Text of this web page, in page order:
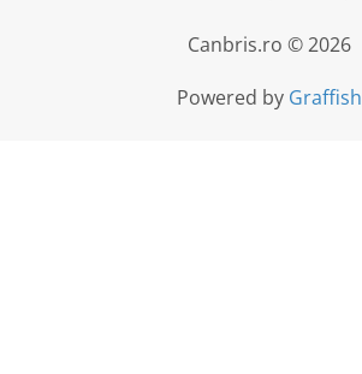
Canbris.ro © 2026
Powered by Graffish